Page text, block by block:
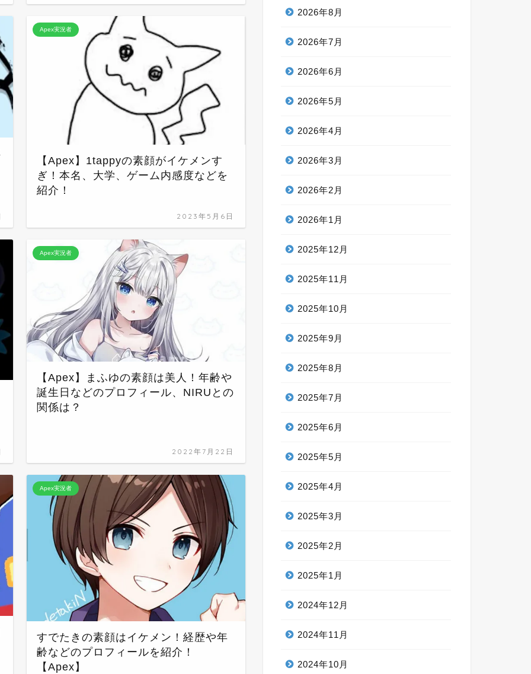
Apex実況者
【Apex】1tappyの素顔がイケメンす
ぎ！本名、大学、ゲーム内感度などを
紹介！
2023年5月6日
Apex実況者
【Apex】まふゆの素顔は美人！年齢や
誕生日などのプロフィール、NIRUとの
関係は？
2022年7月22日
Apex実況者
すでたきの素顔はイケメン！経歴や年
齢などのプロフィールを紹介！
【Apex】
2026年8月
2026年7月
2026年6月
2026年5月
2026年4月
2026年3月
2026年2月
2026年1月
2025年12月
2025年11月
2025年10月
2025年9月
2025年8月
2025年7月
2025年6月
2025年5月
2025年4月
2025年3月
2025年2月
2025年1月
2024年12月
2024年11月
2024年10月